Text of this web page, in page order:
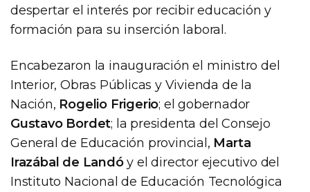
despertar el interés por recibir educación y
formación para su inserción laboral.
Encabezaron la inauguración el ministro del
Interior, Obras Públicas y Vivienda de la
Nación, Rogelio Frigerio; el gobernador
Gustavo Bordet; la presidenta del Consejo
General de Educación provincial, Marta
Irazábal de Landóy el director ejecutivo del
Instituto Nacional de Educación Tecnológica